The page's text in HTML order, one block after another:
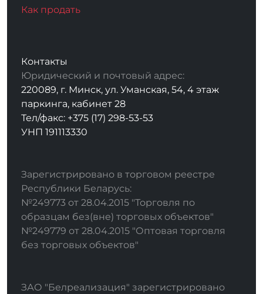
Как продать
Контакты
Юридический и почтовый адрес:
220089, г. Минск, ул. Уманская, 54, 4 этаж
паркинга, кабинет 28
Тел/факс: +375 (17) 298-53-53
УНП 191113330
Зарегистрировано в торговом реестре
Республики Беларусь:
№249773 от 28.04.2015 "Торговля по
образцам без(вне) торговых объектов"
№249779 от 28.04.2015 "Оптовая торговля
без торговых объектов"
ЗАО "Белреализация" зарегистрировано